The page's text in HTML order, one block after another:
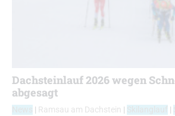
Dachsteinlauf 2026 wegen
abgesagt
| Ramsau am Dachstein | |